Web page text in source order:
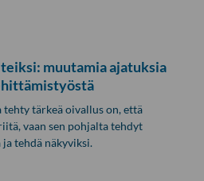
muutamia ajatuksia
tärkeä oivallus on, että
vaan sen pohjalta tehdyt
tehdä näkyviksi.